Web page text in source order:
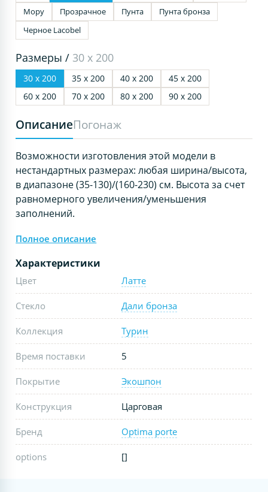
Мору
Прозрачное Пунта
Пунта бронза
Черное Lacobel
Размеры / 30 х 200
30 х 200 35 х 200 40 х 200
45 х 200
60 х 200
70 х 200 80 х 200 90 х 200
ОписаниеПогонаж
Возможности изготовления этой модели в
нестандартных размерах: любая ширина/высота,
в диапазоне (35-130)/(160-230) см. Высота за счет
равномерного увеличения/уменьшения
заполнений.
Полное описание
Характеристики
Цвет Латте
Стекло Дали бронза
Коллекция Турин
Время поставки 5
Покрытие Экошпон
Конструкция Царговая
Бренд Optima porte
options []